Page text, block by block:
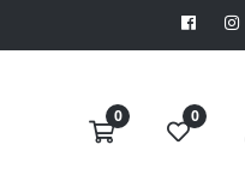
0 0